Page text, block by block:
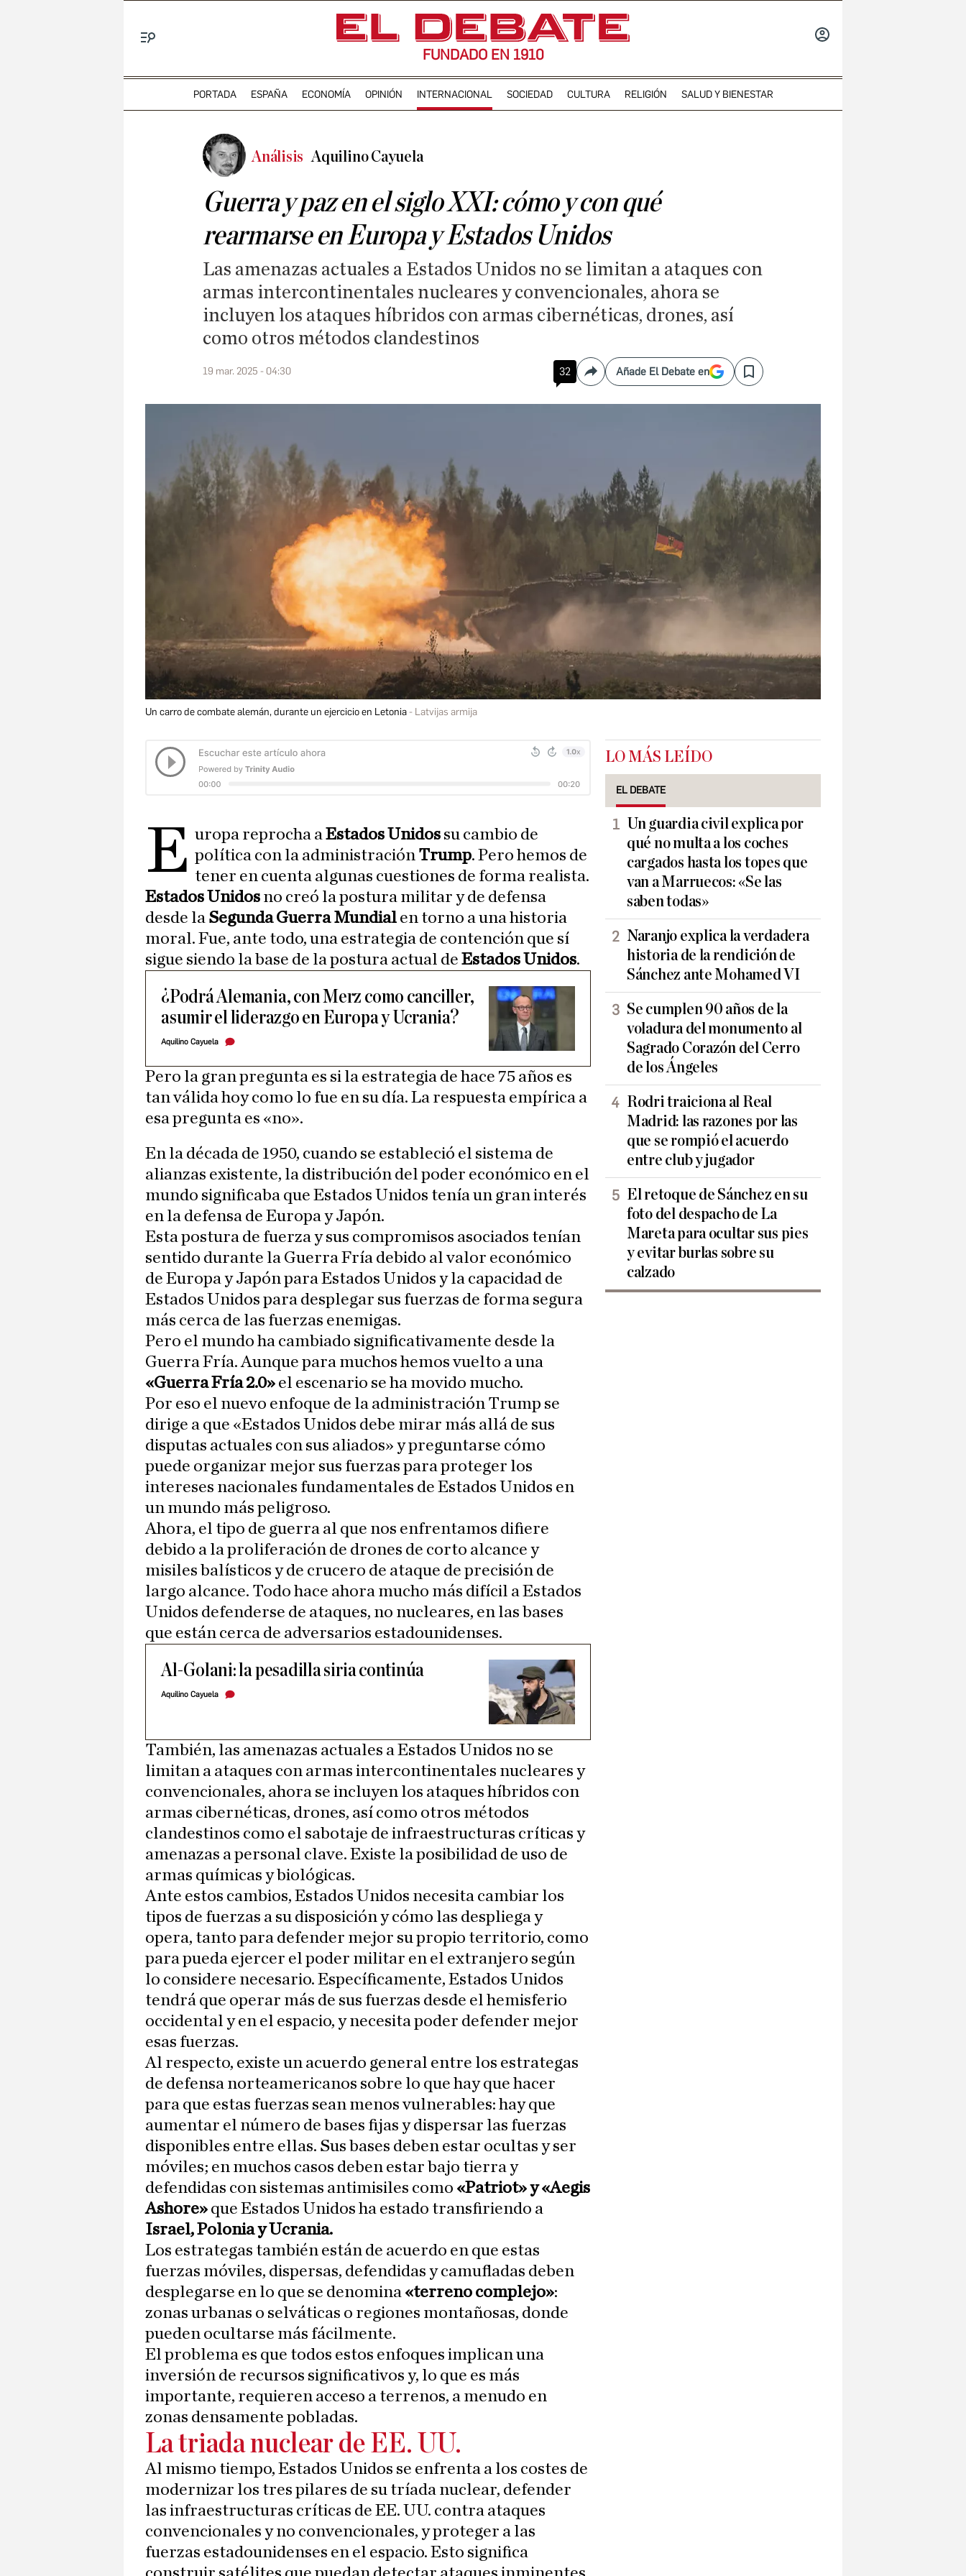
FUNDADO EN 1910
PORTADA ESPAÑA ECONOMÍA OPINIÓN INTERNACIONAL SOCIEDAD CULTURA RELIGIÓN SALUD Y BIENESTAR
Análisis Aquilino Cayuela
Guerra y paz en el siglo XXI: cómo y con qué
rearmarse en Europa y Estados Unidos
Las amenazas actuales a Estados Unidos no se limitan a ataques con
armas intercontinentales nucleares y convencionales, ahora se
incluyen los ataques híbridos con armas cibernéticas, drones, así
como otros métodos clandestinos
19 mar. 2025 - 04:30 32 CompartirAñade El Debate en Save
Un carro de combate alemán, durante un ejercicio en Letonia Latvijas armija
E uropa reprocha aEstados Unidos su cambio de
política con la administración Trump. Pero hemos de
tener en cuenta algunas cuestiones de forma realista.
Estados Unidos no creó la postura militar y de defensa
desde la Segunda Guerra Mundial en torno a una historia
moral. Fue, ante todo, una estrategia de contención que sí
sigue siendo la base de la postura actual de Estados Unidos.
¿Podrá Alemania, con Merz como canciller,
asumir el liderazgo en Europa y Ucrania?
Aquilino Cayuela
Pero la gran pregunta es si la estrategia de hace 75 años es
tan válida hoy como lo fue en su día. La respuesta empírica a
esa pregunta es «no».
En la década de 1950, cuando se estableció el sistema de
alianzas existente, la distribución del poder económico en el
mundo significaba que Estados Unidos tenía un gran interés
en la defensa de Europa y Japón.
Esta postura de fuerza y sus compromisos asociados tenían
sentido durante la Guerra Fría debido al valor económico
de Europa y Japón para Estados Unidos y la capacidad de
Estados Unidos para desplegar sus fuerzas de forma segura
más cerca de las fuerzas enemigas.
Pero el mundo ha cambiado significativamente desde la
Guerra Fría. Aunque para muchos hemos vuelto a una
«Guerra Fría 2.0» el escenario se ha movido mucho.
Por eso el nuevo enfoque de la administración Trump se
dirige a que «Estados Unidos debe mirar más allá de sus
disputas actuales con sus aliados» y preguntarse cómo
puede organizar mejor sus fuerzas para proteger los
intereses nacionales fundamentales de Estados Unidos en
un mundo más peligroso.
Ahora, el tipo de guerra al que nos enfrentamos difiere
debido a la proliferación de drones de corto alcance y
misiles balísticos y de crucero de ataque de precisión de
largo alcance. Todo hace ahora mucho más difícil a Estados
Unidos defenderse de ataques, no nucleares, en las bases
que están cerca de adversarios estadounidenses.
Al-Golani: la pesadilla siria continúa
Aquilino Cayuela
También, las amenazas actuales a Estados Unidos no se
limitan a ataques con armas intercontinentales nucleares y
convencionales, ahora se incluyen los ataques híbridos con
armas cibernéticas, drones, así como otros métodos
clandestinos como el sabotaje de infraestructuras críticas y
amenazas a personal clave. Existe la posibilidad de uso de
armas químicas y biológicas.
Ante estos cambios, Estados Unidos necesita cambiar los
tipos de fuerzas a su disposición y cómo las despliega y
opera, tanto para defender mejor su propio territorio, como
para pueda ejercer el poder militar en el extranjero según
lo considere necesario. Específicamente, Estados Unidos
tendrá que operar más de sus fuerzas desde el hemisferio
occidental y en el espacio, y necesita poder defender mejor
esas fuerzas.
Al respecto, existe un acuerdo general entre los estrategas
de defensa norteamericanos sobre lo que hay que hacer
para que estas fuerzas sean menos vulnerables: hay que
aumentar el número de bases fijas y dispersar las fuerzas
disponibles entre ellas. Sus bases deben estar ocultas y ser
móviles; en muchos casos deben estar bajo tierra y
defendidas con sistemas antimisiles como «Patriot» y «Aegis
Ashore» que Estados Unidos ha estado transfiriendo a
Israel, Polonia y Ucrania.
Los estrategas también están de acuerdo en que estas
fuerzas móviles, dispersas, defendidas y camufladas deben
desplegarse en lo que se denomina «terreno complejo»:
zonas urbanas o selváticas o regiones montañosas, donde
pueden ocultarse más fácilmente.
El problema es que todos estos enfoques implican una
inversión de recursos significativos y, lo que es más
importante, requieren acceso a terrenos, a menudo en
zonas densamente pobladas.
La triada nuclear de EE. UU.
Al mismo tiempo, Estados Unidos se enfrenta a los costes de
modernizar los tres pilares de su tríada nuclear, defender
las infraestructuras críticas de EE. UU. contra ataques
convencionales y no convencionales, y proteger a las
fuerzas estadounidenses en el espacio. Esto significa
LO MÁS LEÍDO
EL DEBATE
Un guardia civil explica por
qué no multa a los coches
cargados hasta los topes que
van a Marruecos: «Se las
saben todas»
Naranjo explica la verdadera
historia de la rendición de
Sánchez ante Mohamed VI
Se cumplen 90 años de la
voladura del monumento al
Sagrado Corazón del Cerro
de los Ángeles
Rodri traiciona al Real
Madrid: las razones por las
que se rompió el acuerdo
entre club y jugador
El retoque de Sánchez en su
foto del despacho de La
Mareta para ocultar sus pies
y evitar burlas sobre su
calzado